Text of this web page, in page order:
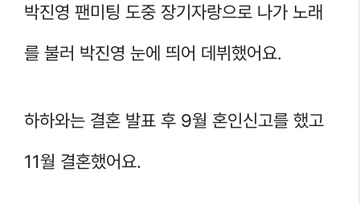
박진영 팬미팅 도중 장기자랑으로 나가 노래
를 불러 박진영 눈에 띄어 데뷔했어요.
하하와는 결혼 발표 후 9월 혼인신고를 했고
11월 결혼했어요.